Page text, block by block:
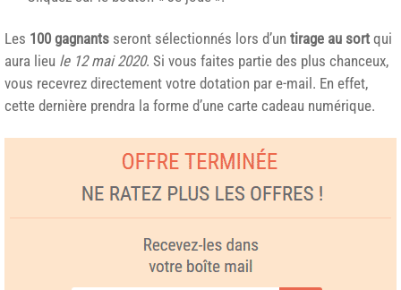
Les 100 gagnants seront sélectionnés lors d’un tirage au sort qui
aura lieu le 12 mai 2020. Si vous faites partie des plus chanceux,
vous recevrez directement votre dotation par e-mail. En effet,
cette dernière prendra la forme d’une carte cadeau numérique.